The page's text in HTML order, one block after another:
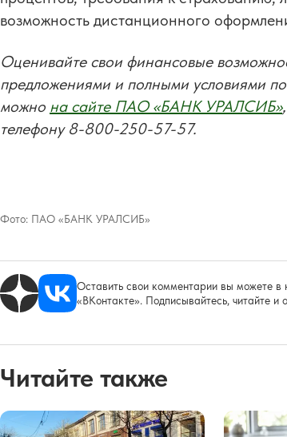
возможность дистанционного
Оценивайте свои финансовые
предложениями и полными условиями
можно на сайте ПАО «БАНК УРАЛСИБ»
телефону 8-800-250-57-57.
Фото: ПАО «БАНК УРАЛСИБ»
Оставить свои комментарии вы можете
«ВКонтакте». Подписывайтесь, читайте и
Читайте также